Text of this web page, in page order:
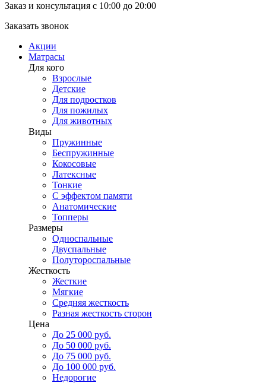
Заказ и консультация с 10:00 до 20:00
Заказать звонок
Акции
Матрасы
Для кого
Взрослые
Детские
Для подростков
Для пожилых
Для животных
Виды
Пружинные
Беспружинные
Кокосовые
Латексные
Тонкие
С эффектом памяти
Анатомические
Топперы
Размеры
Односпальные
Двуспальные
Полутороспальные
Жесткость
Жесткие
Мягкие
Средняя жесткость
Разная жесткость сторон
Цена
До 25 000 руб.
До 50 000 руб.
До 75 000 руб.
До 100 000 руб.
Недорогие